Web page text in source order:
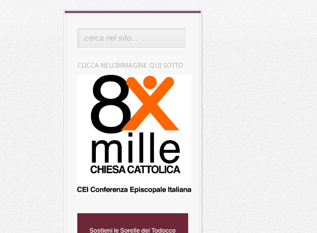
CLICCA NELL’IMMAGINE QUI SOTTO